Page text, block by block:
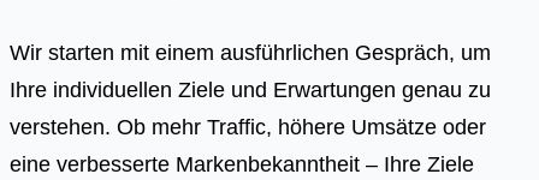
Wir starten mit einem ausführlichen Gespräch, um
Ihre individuellen Ziele und Erwartungen genau zu
verstehen. Ob mehr Traffic, höhere Umsätze oder
eine verbesserte Markenbekanntheit – Ihre Ziele